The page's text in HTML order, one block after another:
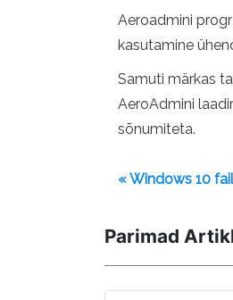
Aeroadmini
kasutamine
Samuti märkas
AeroAdmini
sõnumiteta.
« Windows 10
Parimad